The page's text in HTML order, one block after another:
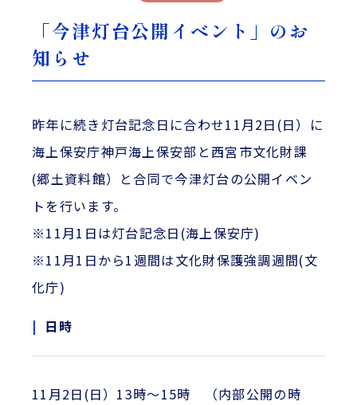
「今津灯台公開イベント」のお
知らせ
昨年に続き灯台記念日に合わせ11月2日(日）に
海上保安庁神戸海上保安部と西宮市文化財課
(郷土資料館）と合同で今津灯台の公開イベン
トを行います。
※11月1日は灯台記念日(海上保安庁)
※11月1日から1週間は文化財保護強調週間(文
化庁)
日時
11月2日(日）13時～15時 （内部公開の時